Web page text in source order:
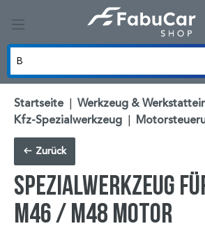
Startseite | Werkzeug &
Kfz-Spezialwerkzeug |
Zurück
Spezialwerkzeug
M46 / M48 Motor